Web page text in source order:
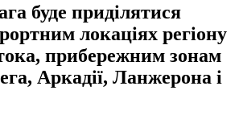
буде приділятися
локаціях регіону
прибережним зонам
Аркадії, Ланжерона і